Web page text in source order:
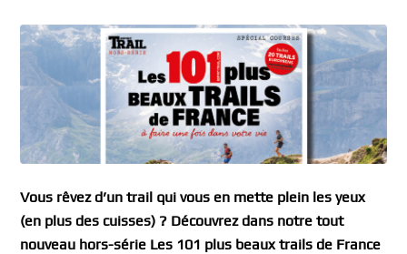
Vous rêvez d’un trail qui vous en mette plein les yeux
(en plus des cuisses) ? Découvrez dans notre tout
nouveau hors-série Les 101 plus beaux trails de France